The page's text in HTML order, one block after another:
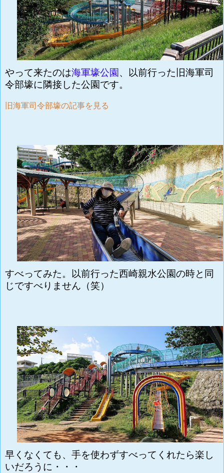
やって来たのは海軍壕公園 、以前行った 旧海軍司
令部壕に隣接した公園です。
旧海軍司令部壕の記事を見る
すべってみた。以前行った西崎親水公園の時と同
じですべりません（笑）
早くなくても、手を使わずすべってくれたら楽し
いだろうに・・・